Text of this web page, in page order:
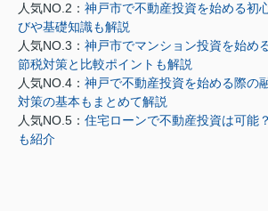
人気NO.2： 神戸市で不動産投資を始める初
びや基礎知識も解説
人気NO.3： 神戸市でマンション投資を始め
節税対策と比較ポイントも解説
人気NO.4： 神戸で不動産投資を始める際の
対策の基本もまとめて解説
人気NO.5： 住宅ローンで不動産投資は可能
も紹介